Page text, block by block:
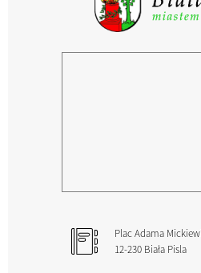
Plac Adama
12-230 Biała Pisla